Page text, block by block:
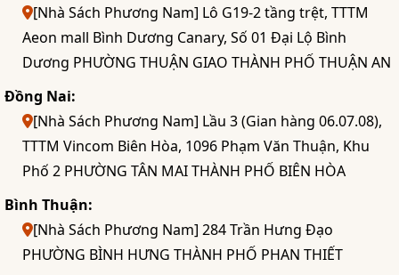
[Nhà Sách Phương Nam] Lô G19-2 tầng trệt, TTTM
Aeon mall Bình Dương Canary, Số 01 Đại Lộ Bình
Dương PHƯỜNG THUẬN GIAO THÀNH PHỐ THUẬN AN
Đồng Nai:
[Nhà Sách Phương Nam] Lầu 3 (Gian hàng 06.07.08),
TTTM Vincom Biên Hòa, 1096 Phạm Văn Thuận, Khu
Phố 2 PHƯỜNG TÂN MAI THÀNH PHỐ BIÊN HÒA
Bình Thuận:
[Nhà Sách Phương Nam] 284 Trần Hưng Đạo
PHƯỜNG BÌNH HƯNG THÀNH PHỐ PHAN THIẾT